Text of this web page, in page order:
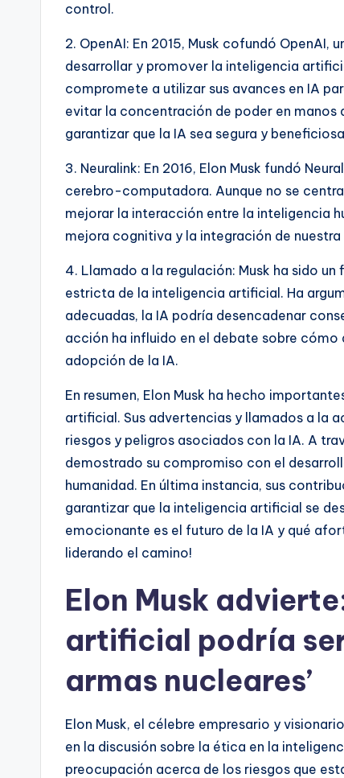
control.
2. OpenAI: En 2015, Musk cofundó
desarrollar y promover la inteligencia
compromete a utilizar sus avances en IA
evitar la concentración de poder en manos
garantizar que la IA sea segura y
3. Neuralink: En 2016, Elon Musk fundó
cerebro-computadora. Aunque no se
mejorar la interacción entre la inteligencia
mejora cognitiva y la integración de
4. Llamado a la regulación: Musk ha sido
estricta de la inteligencia artificial. Ha
adecuadas, la IA podría desencadenar
acción ha influido en el debate sobre
adopción de la IA.
En resumen, Elon Musk ha hecho
artificial. Sus advertencias y llamados a la
riesgos y peligros asociados con la IA. A
demostrado su compromiso con el
humanidad. En última instancia, sus
garantizar que la inteligencia artificial se
emocionante es el futuro de la IA y qué
liderando el camino!
Elon Musk
artificial podría
armas nucleares’
Elon Musk, el célebre empresario y
en la discusión sobre la ética en la
preocupación acerca de los riesgos que